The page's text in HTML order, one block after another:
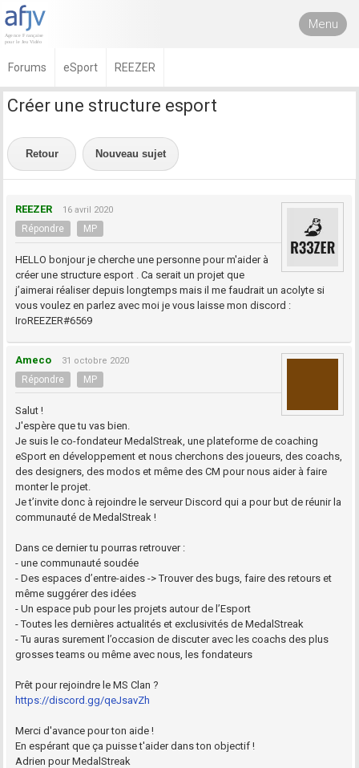
Menu
Forums eSport REEZER
Créer une structure esport
Retour Nouveau sujet
REEZER 16 avril 2020
Répondre MP
HELLO bonjour je cherche une personne pour m'aider à
créer une structure esport . Ca serait un projet que
j’aimerai réaliser depuis longtemps mais il me faudrait un acolyte si
vous voulez en parlez avec moi je vous laisse mon discord :
IroREEZER#6569
Ameco 31 octobre 2020
Répondre MP
Salut !
J'espère que tu vas bien.
Je suis le co-fondateur MedalStreak, une plateforme de coaching
eSport en développement et nous cherchons des joueurs, des coachs,
des designers, des modos et même des CM pour nous aider à faire
monter le projet.
Je t’invite donc à rejoindre le serveur Discord qui a pour but de réunir la
communauté de MedalStreak !
Dans ce dernier tu pourras retrouver :
- une communauté soudée
- Des espaces d’entre-aides -> Trouver des bugs, faire des retours et
même suggérer des idées
- Un espace pub pour les projets autour de l’Esport
- Toutes les dernières actualités et exclusivités de MedalStreak
- Tu auras surement l’occasion de discuter avec les coachs des plus
grosses teams ou même avec nous, les fondateurs
Prêt pour rejoindre le MS Clan ?
https://discord.gg/qeJsavZh
Merci d'avance pour ton aide !
En espérant que ça puisse t'aider dans ton objectif !
Adrien pour MedalStreak